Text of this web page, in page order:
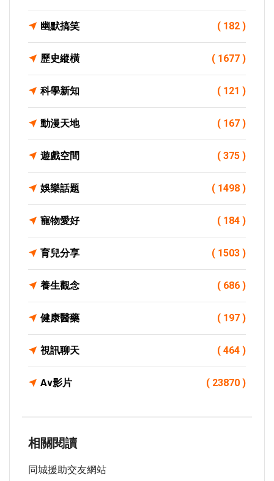
幽默搞笑 ( 182 )
歷史縱橫 ( 1677 )
科學新知 ( 121 )
動漫天地 ( 167 )
遊戲空間 ( 375 )
娛樂話題 ( 1498 )
寵物愛好 ( 184 )
育兒分享 ( 1503 )
養生觀念 ( 686 )
健康醫藥 ( 197 )
視訊聊天 ( 464 )
Av影片 ( 23870 )
相關閱讀
同城援助交友網站